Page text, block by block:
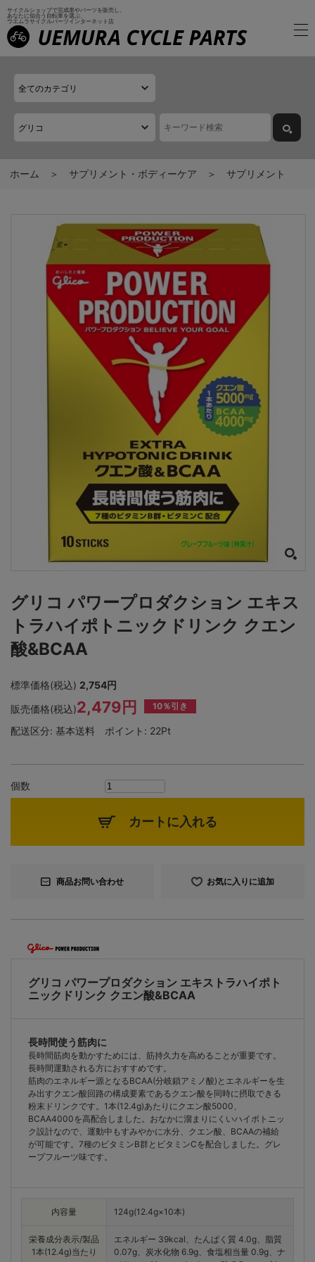
サイクルショップで完成車やパーツを販売し、
あなたに似合う自転車を選ぶ、
ウエムラサイクルパーツインターネット店
ホーム サプリメント・ボディーケア サプリメント
グリコ パワープロダクション エキス
トラハイポトニックドリンク クエン
酸&BCAA
標準価格(税込) 2,754円
販売価格(税込)2,479円 10％引き
配送区分: 基本送料 ポイント: 22Pt
個数
カートに入れる
商品お問い合わせ お気に入りに追加
グリコ パワープロダクション エキストラハイポト
ニックドリンク クエン酸&BCAA
長時間使う筋肉に
長時間筋肉を動かすためには、筋持久力を高めることが重要です。
長時間運動される方におすすめです。
筋肉のエネルギー源となるBCAA(分岐鎖アミノ酸)とエネルギーを生
み出すクエン酸回路の構成要素であるクエン酸を同時に摂取できる
粉末ドリンクです。1本(12.4g)あたりにクエン酸5000、
BCAA4000を高配合しました。おなかに溜まりにくいハイポトニッ
ク設計なので、運動中もすみやかに水分、クエン酸、BCAAの補給
が可能です。7種のビタミンB群とビタミンCを配合しました。グレ
ープフルーツ味です。
内容量 124g(12.4g×10本)
栄養成分表示/製品
1本(12.4g)当たり
エネルギー 39kcal、たんぱく質 4.0g、脂質
0.07g、炭水化物 6.9g、食塩相当量 0.9g、ナ